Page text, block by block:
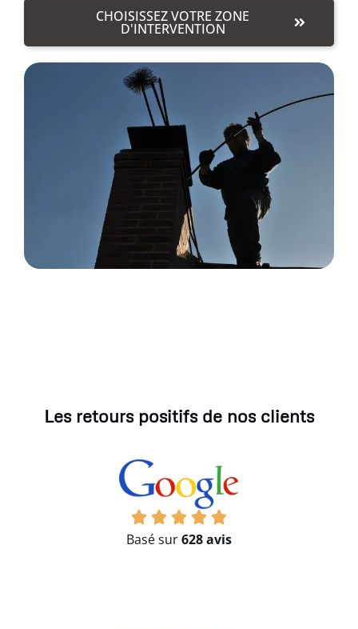
CHOISISSEZ VOTRE ZONE
D'INTERVENTION
Les retours positifs de nos clients
Basé sur628 avis